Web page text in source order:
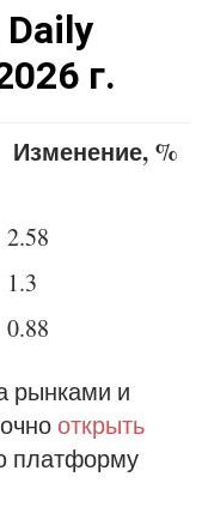
г.
Изменение, %
2.58
1.3
0.88
рынками и
открыть
платформу